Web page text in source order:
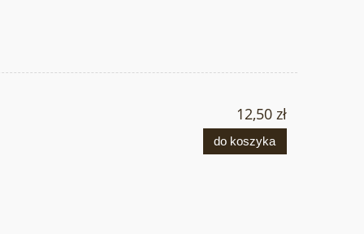
12,50 zł
do koszyka